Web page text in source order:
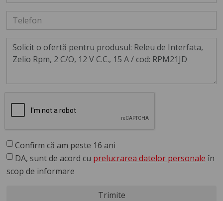
Confirm că am peste 16 ani
DA, sunt de acord cu prelucrarea datelor personale în
scop de informare
Trimite